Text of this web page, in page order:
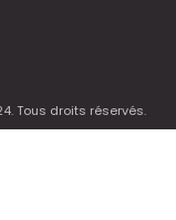
Tous droits réservés.